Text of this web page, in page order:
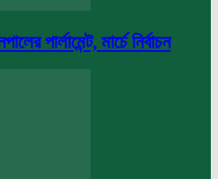
পার্লামেন্ট, মার্চে নির্বাচন